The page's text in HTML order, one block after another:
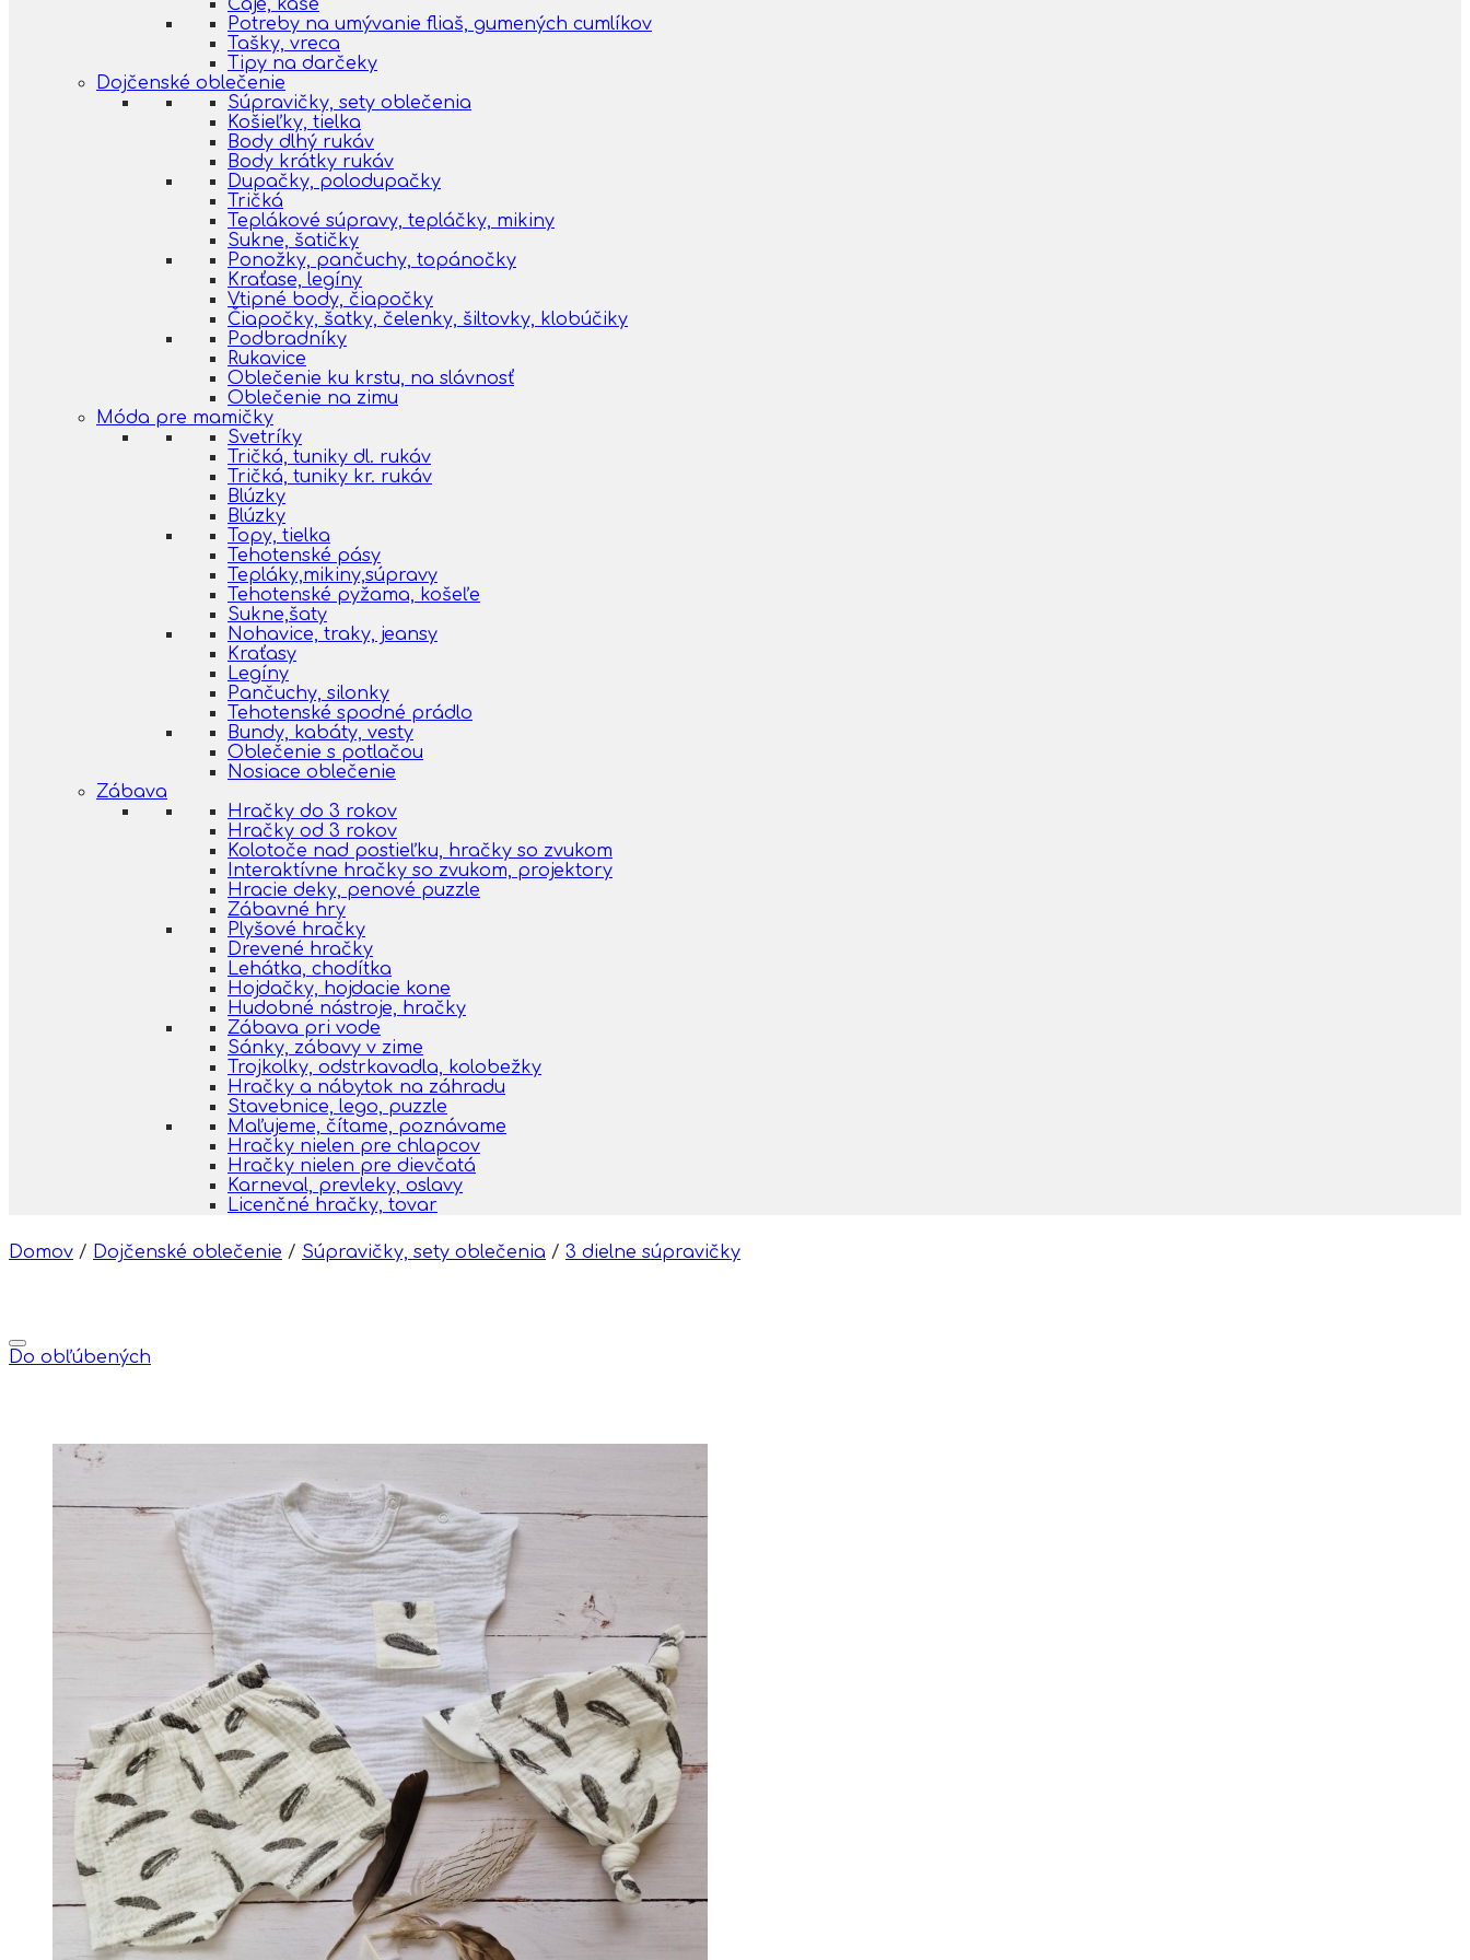
Čaje, kaše
Potreby na umývanie fliaš, gumených cumlíkov
Tašky, vreca
Tipy na darčeky
Dojčenské oblečenie
Súpravičky, sety oblečenia
Košieľky, tielka
Body dlhý rukáv
Body krátky rukáv
Dupačky, polodupačky
Tričká
Teplákové súpravy, tepláčky, mikiny
Sukne, šatičky
Ponožky, pančuchy, topánočky
Kraťase, legíny
Vtipné body, čiapočky
Čiapočky, šatky, čelenky, šiltovky, klobúčiky
Podbradníky
Rukavice
Oblečenie ku krstu, na slávnosť
Oblečenie na zimu
Móda pre mamičky
Svetríky
Tričká, tuniky dl. rukáv
Tričká, tuniky kr. rukáv
Blúzky
Blúzky
Topy, tielka
Tehotenské pásy
Tepláky,mikiny,súpravy
Tehotenské pyžama, košeľe
Sukne,šaty
Nohavice, traky, jeansy
Kraťasy
Legíny
Pančuchy, silonky
Tehotenské spodné prádlo
Bundy, kabáty, vesty
Oblečenie s potlačou
Nosiace oblečenie
Zábava
Hračky do 3 rokov
Hračky od 3 rokov
Kolotoče nad postieľku, hračky so zvukom
Interaktívne hračky so zvukom, projektory
Hracie deky, penové puzzle
Zábavné hry
Plyšové hračky
Drevené hračky
Lehátka, chodítka
Hojdačky, hojdacie kone
Hudobné nástroje, hračky
Zábava pri vode
Sánky, zábavy v zime
Trojkolky, odstrkavadla, kolobežky
Hračky a nábytok na záhradu
Stavebnice, lego, puzzle
Maľujeme, čítame, poznávame
Hračky nielen pre chlapcov
Hračky nielen pre dievčatá
Karneval, prevleky, oslavy
Licenčné hračky, tovar
Domov / Dojčenské oblečenie / Súpravičky, sety oblečenia / 3 dielne súpravičky
Do obľúbených